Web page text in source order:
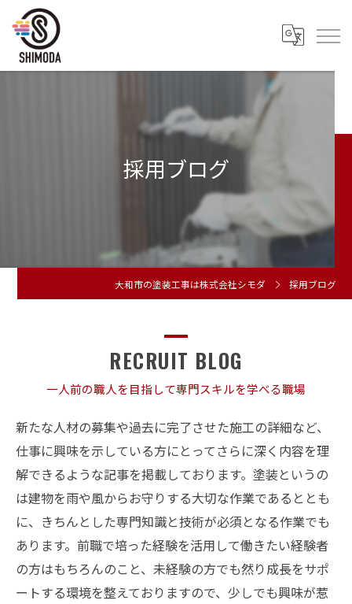
採用ブログ
大和市の塗装工事は株式会社シモダ 採用ブログ
RECRUIT BLOG
一人前の職人を目指して専門スキルを学べる職場
新たな人材の募集や過去に完了させた施工の詳細など、
仕事に興味を示している方にとってさらに深く内容を理
解できるような記事を掲載しております。塗装というの
は建物を雨や風からお守りする大切な作業であるととも
に、きちんとした専門知識と技術が必須となる作業でも
あります。前職で培った経験を活用して働きたい経験者
の方はもちろんのこと、未経験の方でも然り成長をサポ
ートする環境を整えておりますので、少しでも興味が惹